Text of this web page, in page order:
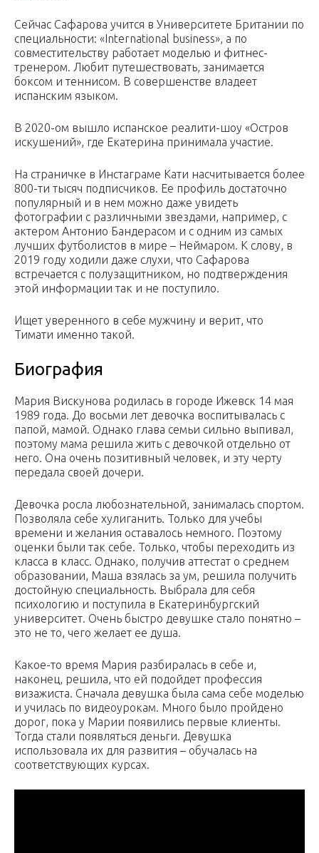
Сейчас Сафарова учится в Университете Британии по
специальности: «International business», а по
совместительству работает моделью и фитнес-
тренером. Любит путешествовать, занимается
боксом и теннисом. В совершенстве владеет
испанским языком.
В 2020-ом вышло испанское реалити-шоу «Остров
искушений», где Екатерина принимала участие.
На страничке в Инстаграме Кати насчитывается более
800-ти тысяч подписчиков. Ее профиль достаточно
популярный и в нем можно даже увидеть
фотографии с различными звездами, например, с
актером Антонио Бандерасом и с одним из самых
лучших футболистов в мире – Неймаром. К слову, в
2019 году ходили даже слухи, что Сафарова
встречается с полузащитником, но подтверждения
этой информации так и не поступило.
Ищет уверенного в себе мужчину и верит, что
Тимати именно такой.
Биография
Мария Вискунова родилась в городе Ижевск 14 мая
1989 года. До восьми лет девочка воспитывалась с
папой, мамой. Однако глава семьи сильно выпивал,
поэтому мама решила жить с девочкой отдельно от
него. Она очень позитивный человек, и эту черту
передала своей дочери.
Девочка росла любознательной, занималась спортом.
Позволяла себе хулиганить. Только для учебы
времени и желания оставалось немного. Поэтому
оценки были так себе. Только, чтобы переходить из
класса в класс. Однако, получив аттестат о среднем
образовании, Маша взялась за ум, решила получить
достойную специальность. Выбрала для себя
психологию и поступила в Екатеринбургский
университет. Очень быстро девушке стало понятно –
это не то, чего желает ее душа.
Какое-то время Мария разбиралась в себе и,
наконец, решила, что ей подойдет профессия
визажиста. Сначала девушка была сама себе моделью
и училась по видеоурокам. Много было пройдено
дорог, пока у Марии появились первые клиенты.
Тогда стали появляться деньги. Девушка
использовала их для развития – обучалась на
соответствующих курсах.